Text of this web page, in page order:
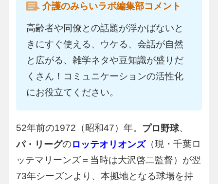
介護のみらいラボ編集部コメント
高齢者や同僚との話題が浮かばないと
きにすぐ使える、ウケる、会話が自然
と広がる、雑学ネタや豆知識が盛りだ
くさん！コミュニケーションの活性化
にお役立てください。
52年前の1972（昭和47）年。 プロ野球、
パ・リーグのロッテオリオンズ（現・千葉ロ
ッテマリーンズ＝当時は大沢啓二監督）が翌
73年シーズンより、本拠地となる球場を持